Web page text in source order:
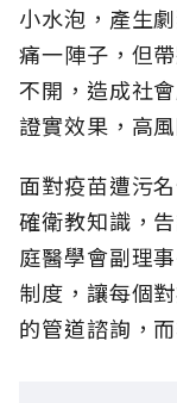
小水泡，產生
痛一陣子，但
不開，造成社
證實效果，高
面對疫苗遭污
確衛教知識，
庭醫學會副理
制度，讓每個
的管道諮詢，